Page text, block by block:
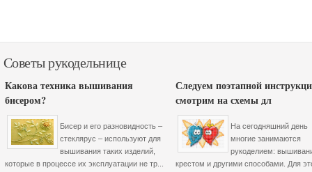
Советы рукодельнице
Какова техника вышивания
бисером?
Бисер и его разновидность –
стеклярус – используют для
вышивания таких изделий,
которые в процессе их эксплуатации не тр...
Следуем поэтапной
смотрим на схемы дл
На сегодняшний день
многие занимаются
рукоделием:
крестом и другими способами. Для